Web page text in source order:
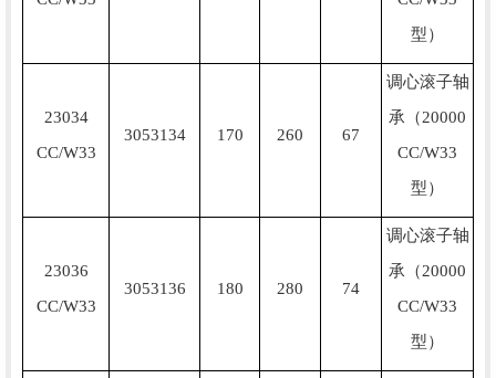
型）
23034
CC/W33
3053134 170 260 67
调心滚子轴
承（20000
CC/W33
型）
23036
CC/W33
3053136 180 280 74
调心滚子轴
承（20000
CC/W33
型）